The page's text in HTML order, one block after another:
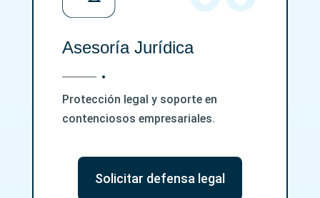
Asesoría Jurídica
Protección legal y soporte en
contenciosos empresariales.
Solicitar defensa legal